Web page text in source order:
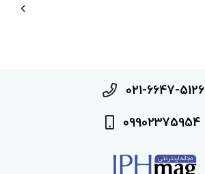
021-6647-5126
09902375954